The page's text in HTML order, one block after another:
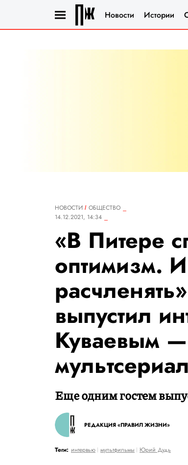
Новости Истории
НОВОСТИ
ОБЩЕСТВО
14.12.2021, 14:34
«В Питере
оптимизм.
выпустил
Куваевым
Еще одним гостем
РЕДАКЦИЯ «ПРАВИЛ ЖИЗНИ»
Теги: интервью мультфильмы Юрий Дудь